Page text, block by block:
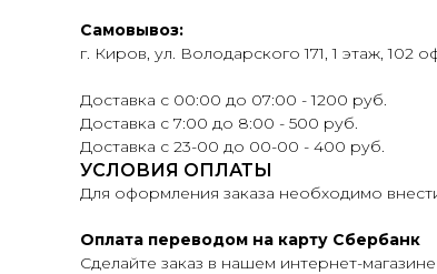
Самовывоз:
г. Киров, ул. Володарского 171, 1 этаж, 102
Доставка с 00:00 до 07:00 - 1200 руб.
Доставка с 7:00 до 8:00 - 500 руб.
Доставка с 23-00 до 00-00 - 400 руб.
УСЛОВИЯ ОПЛАТЫ
Для оформления заказа необходимо
Оплата переводом на карту Сбербанк
Сделайте заказ в нашем интернет-